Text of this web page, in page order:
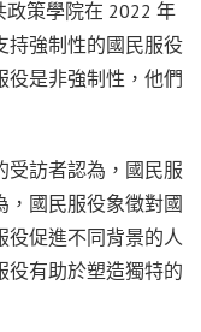
策學院在 2022 年
持強制性的國民服役
役是非強制性，他們
受訪者認為，國民服
，國民服役象徵對國
役促進不同背景的人
役有助於塑造獨特的